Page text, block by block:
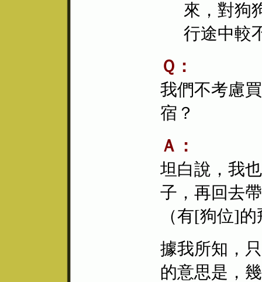
來，對狗
行途中較
Ｑ：
我們不考慮
宿？
Ａ：
坦白說，我
子，再回去
（有[狗位]
據我所知，
的意思是，